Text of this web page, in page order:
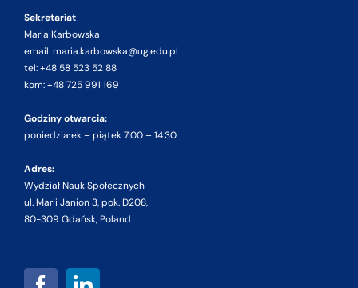
Sekretariat
Maria Karbowska
email: maria.karbowska@ug.edu.pl
tel: +48 58 523 52 88
kom: +48 725 991 169
Godziny otwarcia:
poniedziałek – piątek 7:00 – 14:30
Adres:
Wydział Nauk Społecznych
ul. Marii Janion 3, pok. D208,
80-309 Gdańsk, Poland